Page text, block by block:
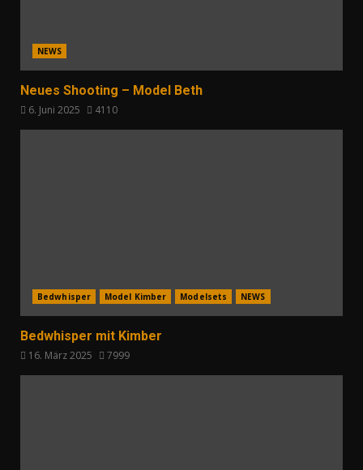
NEWS
Neues Shooting – Model Beth
6. Juni 2025 4110
Bedwhisper Model Kimber Modelsets NEWS
Bedwhisper mit Kimber
16. März 2025 7999